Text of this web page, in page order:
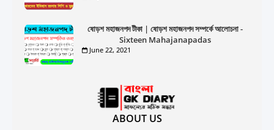
ষোড়শ মহাজনপদ টীকা | ষোড়শ মহাজনপদ সম্পর্কে আলোচনা -
Sixteen Mahajanapadas
June 22, 2021
ABOUT US